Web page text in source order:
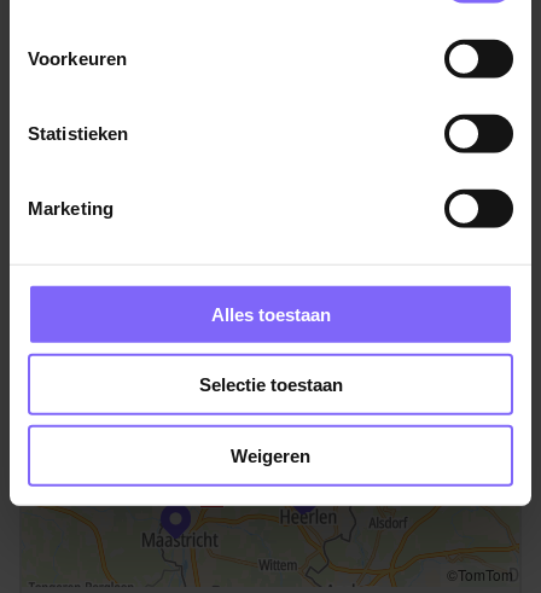
Voorkeuren
Statistieken
Marketing
Alles toestaan
Selectie toestaan
Weigeren
©TomTom